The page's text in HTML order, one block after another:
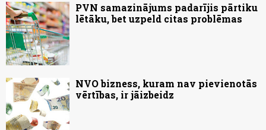
PVN samazinājums padarījis pārtiku
lētāku, bet uzpeld citas problēmas
NVO bizness, kuram nav pievienotās
vērtības, ir jāizbeidz